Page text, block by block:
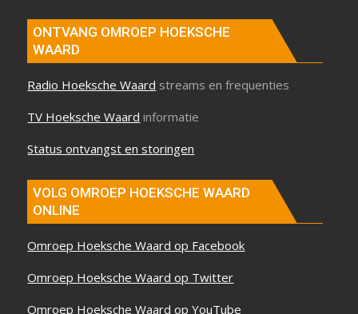
ONTVANG OMROEP HOEKSCHE
WAARD
Radio Hoeksche Waard streams en frequenties
TV Hoeksche Waard informatie
Status ontvangst en storingen
VOLG OMROEP HOEKSCHE WAARD
ONLINE
Omroep Hoeksche Waard op Facebook
Omroep Hoeksche Waard op Twitter
Omroep Hoeksche Waard op YouTube